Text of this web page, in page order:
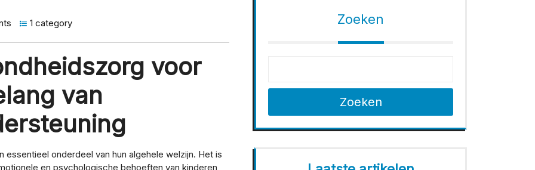
1 category
voor
van
onderdeel van hun algehele welzijn. Het is
en psychologische behoeften van kinderen,
Zoeken
Zoeken